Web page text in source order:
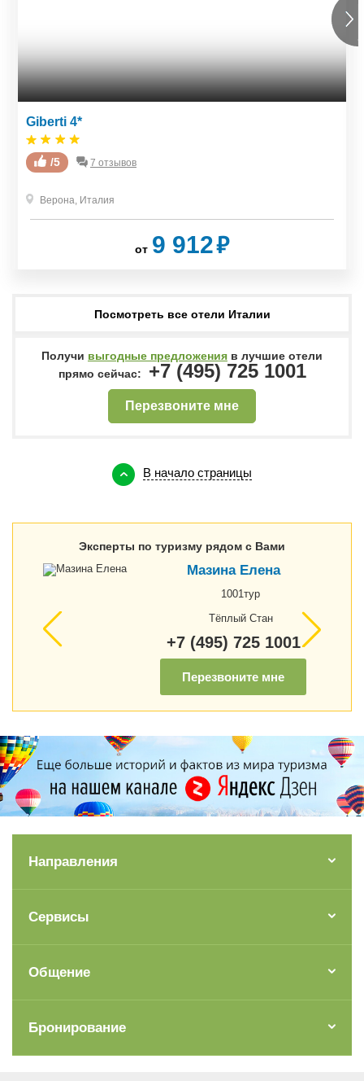
Giberti 4*
/5 7 отзывов
Верона, Италия
от 9 912₽
Посмотреть все отели Италии
Получи выгодные предложения в лучшие отели
прямо сейчас:
+7 (495) 725 1001
Перезвоните мне
В начало страницы
Эксперты по туризму рядом с Вами
Мазина Елена
1001тур
Тёплый Стан
+7 (495) 725 1001
Перезвоните мне
Направления
Сервисы
Общение
Бронирование